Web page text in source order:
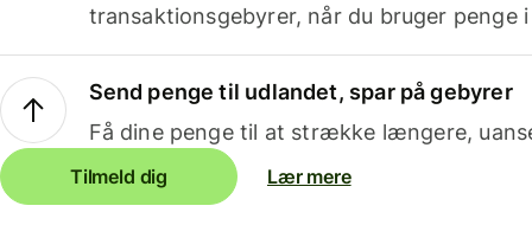
transaktionsgebyrer, når du bruger penge
Send penge til udlandet, spar på gebyrer
Få dine penge til at strække længere,
Tilmeld dig Lær mere